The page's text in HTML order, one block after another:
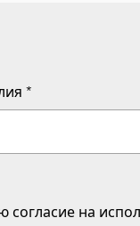
*
согласие на